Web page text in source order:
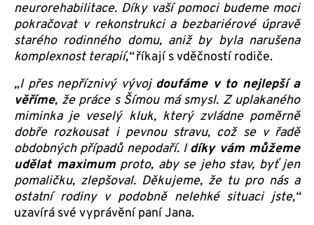
neurorehabilitace. Díky vaší pomoci budeme moci
pokračovat v rekonstrukci a bezbariérové úpravě
starého rodinného domu, aniž by byla narušena
komplexnost terapií,“říkají s vděčností rodiče.
„I přes nepříznivý vývoj doufáme v to nejlepší a
věříme, že práce s Šímou má smysl. Z uplakaného
miminka je veselý kluk, který zvládne poměrně
dobře rozkousat i pevnou stravu, což se v řadě
obdobných případů nepodaří. Idíky vám můžeme
udělat maximumproto, aby se jeho stav, byť jen
pomaličku, zlepšoval. Děkujeme, že tu pro nás a
ostatní rodiny v podobně nelehké situaci jste,“
uzavírá své vyprávění paní Jana.